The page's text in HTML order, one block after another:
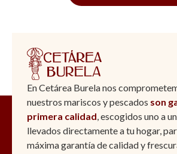
En Cetárea Burela nos
nuestros mariscos y pescados son
primera calidad, escogidos uno a
llevados directamente a tu hogar,
máxima garantía de calidad y